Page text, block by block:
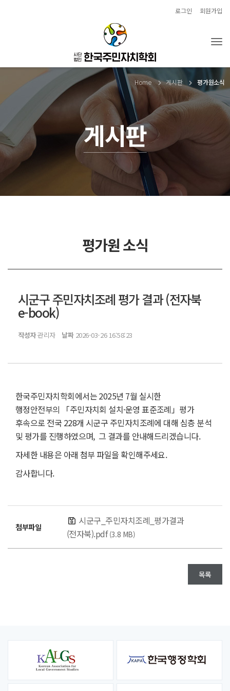
로그인 회원가입
게시판
Home 게시판 평가원소식
평가원 소식
시군구 주민자치조례 평가 결과 (전자북
e-book)
작성자관리자 날짜2026-03-26 16:58:23
한국주민자치학회에서는 2025년 7월 실시한
행정안전부의 「주민자치회 설치·운영 표준조례」평가
후속으로 전국 228개 시군구 주민자치조례에 대해 심층 분석
및 평가를 진행하였으며, 그 결과를 안내해드리겠습니다.
자세한 내용은 아래 첨부 파일을 확인해주세요.
감사합니다.
첨부파일
시군구_주민자치조례_평가결과
(전자북).pdf(3.8 MB)
목록